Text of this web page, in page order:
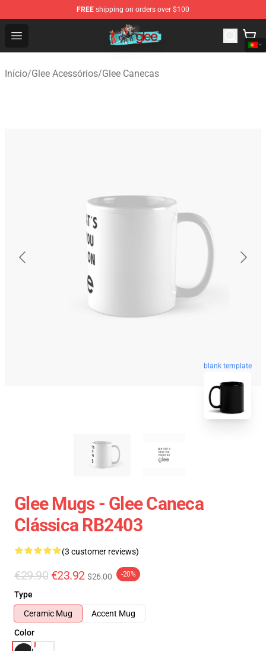
FREE shipping on orders over $100
Open menu
Glee Store - Official Glee Merchandise Shop
Início/Glee Acessórios/Glee Canecas
blank template
Glee Mugs - Glee Caneca
Clássica RB2403
(3 customer reviews)
€29.90 €23.92 $26.00 -20%
Type
Ceramic Mug
Accent Mug
Color